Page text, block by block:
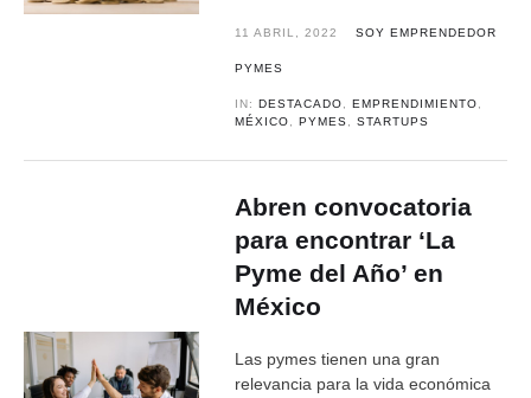
11 ABRIL, 2022 SOY EMPRENDEDOR
PYMES
IN:DESTACADO ,EMPRENDIMIENTO
MÉXICO
,PYMES ,STARTUPS
Abren convocatoria
para encontrar ‘La
Pyme del Año’ en
México
Las pymes tienen una gran
relevancia para la vida económica